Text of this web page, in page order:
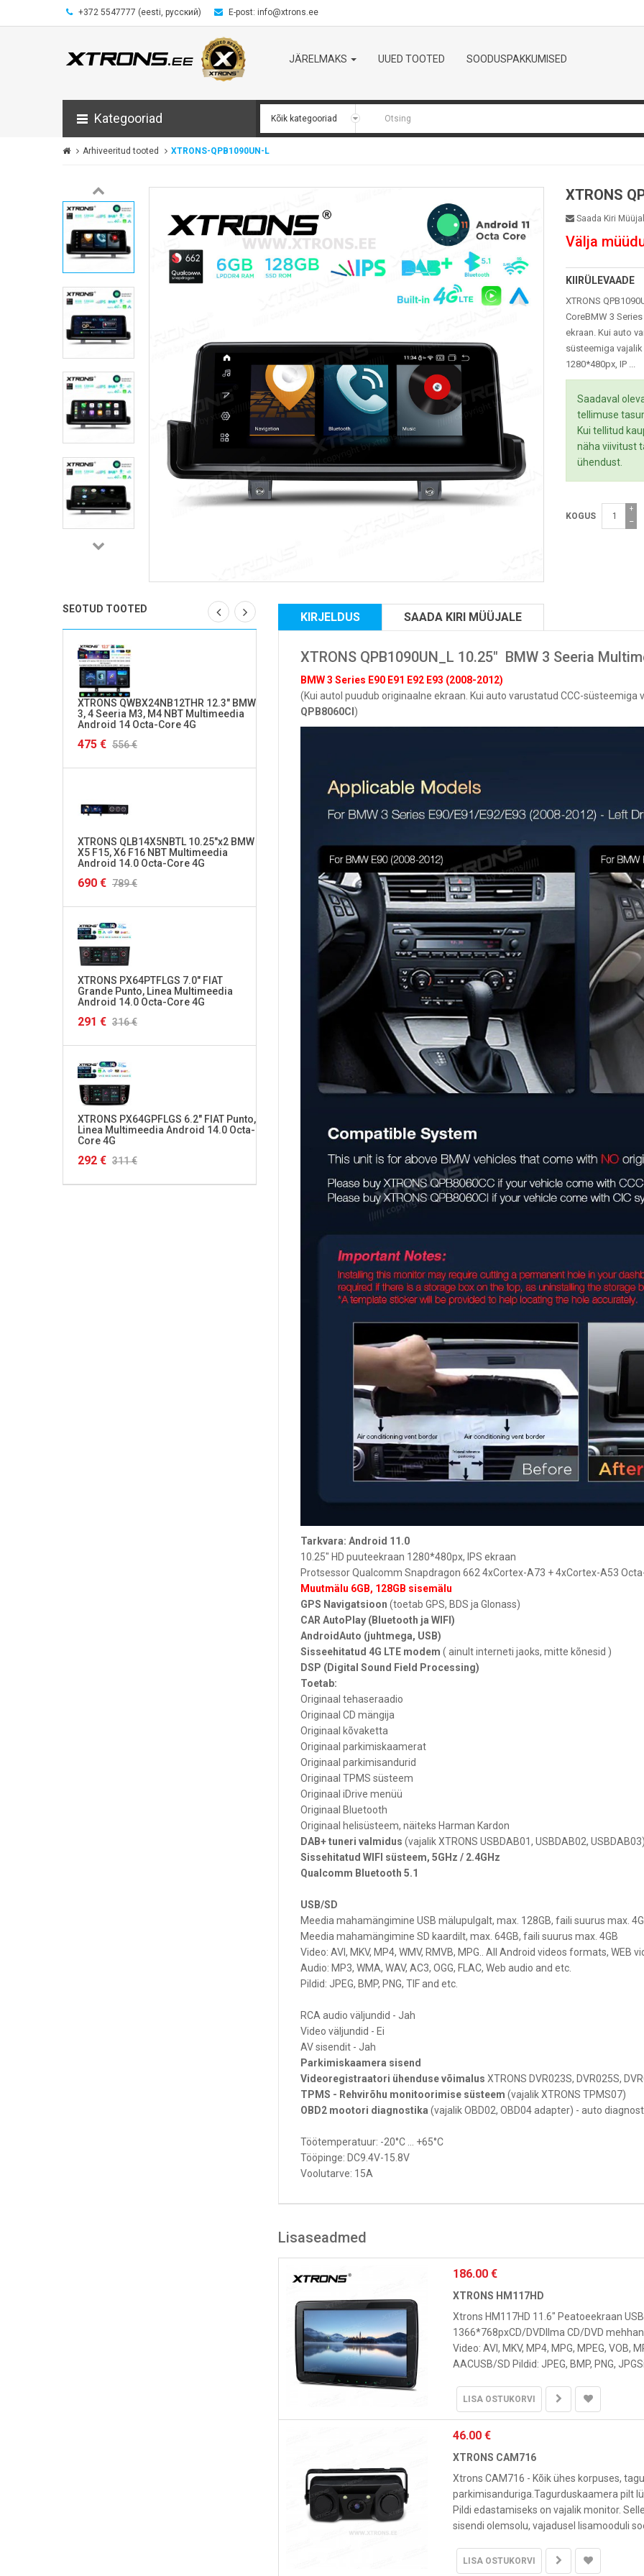
+372 5547777 (eesti, русский) E-post: info@xtrons.ee
JÄRELMAKS UUED TOOTED SOODUSPAKKUMISED
Kategooriad
Arhiveeritud tooted XTRONS-QPB1090UN-L
XTRONS
Saada Kiri
Välja
KIIRÜLEVAADE
XTRONS
CoreBMW 3
ekraan. Kui auto
süsteemiga vajalik
1280*480px, IP ...
Saadaval
tellimuse
Kui tellitud
näha viivitust
ühendust.
KOGUS −
+
SEOTUD TOOTED
XTRONS QWBX24NB12THR 12.3" BMW
3, 4 Seeria M3, M4 NBT Multimeedia
Android 14 Octa-Core 4G
475 € 556 €
XTRONS QLB14X5NBTL 10.25"x2 BMW
X5 F15, X6 F16 NBT Multimeedia
Android 14.0 Octa-Core 4G
690 € 789 €
XTRONS PX64PTFLGS 7.0" FIAT
Grande Punto, Linea Multimeedia
Android 14.0 Octa-Core 4G
291 € 316 €
XTRONS PX64GPFLGS 6.2" FIAT Punto,
Linea Multimeedia Android 14.0 Octa-
Core 4G
292 € 311 €
XTRONS PX74PDFLGS 7.0" FIAT Panda
Multimeedia Android 14.0 Octa-Core
4G
290 € 315 €
XTRONS TIQ742P 7.0" 2DIN
Multimeedia Android 14.0 Octa Core
4G HDMI
320 €
S3, RS3 Multimeedia Android 14.0
Octa-Core 4G
KIRJELDUS SAADA KIRI MÜÜJALE
XTRONS QPB1090UN_L 10.25" BMW 3 Seeria
BMW 3 Series E90 E91 E92 E93 (2008-2012)
(Kui autol puudub originaalne ekraan Kui auto varustatud CCC-süsteemiga
QPB8060CI )
Tarkvara: Android 11.0
10.25" HD puuteekraan 1280*480px, IPS ekraan
Protsessor Qualcomm Snapdragon 662 4xCortex-A73 + 4xCortex-A53
Muutmälu 6GB, 128GB sisemälu
GPS Navigatsioon (toetab GPS, BDS ja Glonass)
CAR AutoPlay (Bluetooth ja WIFI)
AndroidAuto (juhtmega, USB)
Sisseehitatud 4G LTE modem ( ainult interneti jaoks, mitte kõnesid )
DSP (Digital Sound Field Processing)
Toetab:
Originaal tehaseraadio
Originaal CD mängija
Originaal kõvaketta
Originaal parkimiskaamerat
Originaal parkimisandurid
Originaal TPMS süsteem
Originaal iDrive menüü
Originaal Bluetooth
Originaal helisüsteem, näiteks Harman Kardon
DAB+ tuneri valmidus (vajalik XTRONS USBDAB01, USBDAB02,
Sissehitatud WIFI süsteem, 5GHz / 2.4GHz
Qualcomm Bluetooth 5.1
USB/SD
Meedia mahamängimine USB mälupulgalt, max. 128GB, faili suurus max.
Meedia mahamängimine SD kaardilt, max. 64GB, faili suurus max. 4GB
Video: AVI, MKV, MP4, WMV, RMVB, MPG.. All Android videos formats, WEB
Audio: MP3, WMA, WAV, AC3, OGG, FLAC, Web audio and etc.
Pildid: JPEG, BMP, PNG, TIF and etc.
RCA audio väljundid - Jah
Video väljundid - Ei
AV sisendit - Jah
Parkimiskaamera sisend
Videoregistraatori ühenduse võimalus XTRONS DVR023S, DVR025S,
TPMS - Rehvirõhu monitoorimise süsteem (vajalik XTRONS TPMS07)
OBD2 mootori diagnostika (vajalik OBD02, OBD04 adapter) - auto
Töötemperatuur: -20°C ... +65°C
Tööpinge: DC9.4V-15.8V
Voolutarve: 15A
Lisaseadmed
186.00 €
XTRONS HM117HD
Xtrons HM117HD 11.6" Peatoeekraan
1366*768pxCD/DVDIlma CD/DVD
Video: AVI, MKV, MP4, MPG, MPEG, VOB,
AACUSB/SD Pildid: JPEG, BMP, PNG,
LISA OSTUKORVI
46.00 €
XTRONS CAM716
Xtrons CAM716 - Kõik ühes korpuses,
parkimisanduriga.Tagurduskaamera pilt
Pildi edastamiseks on vajalik monitor.
sisendi olemsolu, vajadusel lisamooduli
LISA OSTUKORVI